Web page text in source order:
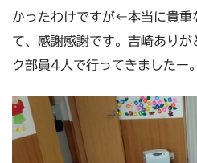
かったわけですが←本当に貴重
て、感謝感謝です。吉崎あり
ク部員4人で行ってきましたー。